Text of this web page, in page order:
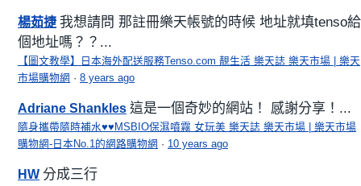
楊茹捷 我想請問 那註冊樂天帳號的時候 地址就填tenso給
個地址嗎？？...
【圖文教學】日本海外配送服務Tenso.com 靚生活 樂天誌 樂天市場 | 樂天
市場購物網 · 8 years ago
Adriane Shankles 這是一個奇妙的網站！ 感謝分享！...
隨身攜帶隨時補水♥♥MSBIO保濕噴霧 女玩美 樂天誌 樂天市場 | 樂天市場
購物網-日本No.1的網路購物網 · 10 years ago
HW 分成三行